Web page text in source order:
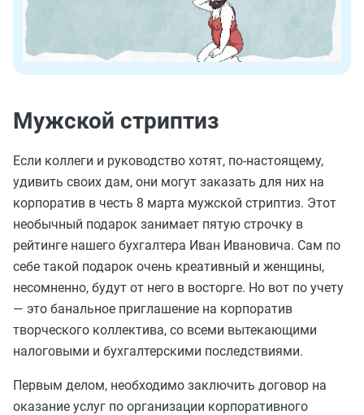
Мужской стриптиз
Если коллеги и руководство хотят, по-настоящему,
удивить своих дам, они могут заказать для них на
корпоратив в честь 8 марта мужской стриптиз. Этот
необычный подарок занимает пятую строчку в
рейтинге нашего бухгалтера Иван Ивановича. Сам по
себе такой подарок очень креативный и женщины,
несомненно, будут от него в восторге. Но вот по учету
— это банальное приглашение на корпоратив
творческого коллектива, со всеми вытекающими
налоговыми и бухгалтерскими последствиями.
Первым делом, необходимо заключить договор на
оказание услуг по организации корпоративного